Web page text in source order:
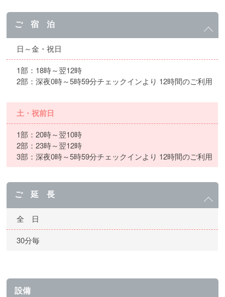
ご 宿 泊
日～金・祝日
1部：18時～翌12時
2部：深夜0時～5時59分チェックインより 12時間のご利用
土・祝前日
1部：20時～翌10時
2部：23時～翌12時
3部：深夜0時～5時59分チェックインより 12時間のご利用
ご 延 長
全 日
30分毎
設備